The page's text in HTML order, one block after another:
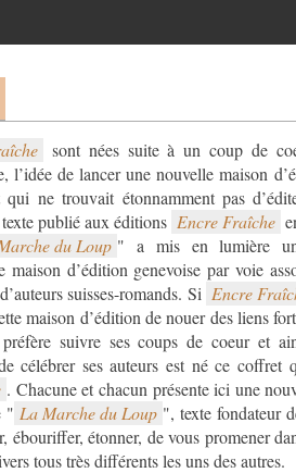
sont nées suite à un coup de
l’idée de lancer une nouvelle maison
qui ne trouvait étonnamment pas
publié aux éditions Encre Fraîche
du Loup
maison d’édition genevoise par voie
suisses-romands. Si Encre
maison d’édition de nouer des liens
préfère suivre ses coups de coeur et
célébrer ses auteurs est né ce coffret
. Chacune et chacun présente ici une
" La Marche du Loup ", texte fondateur
ébouriffer, étonner, de vous promener
tous très différents les uns des autres.